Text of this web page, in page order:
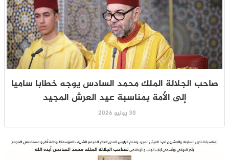
صاحب الجلالة الملك محمد السادس يوجه خطابا ساميا
إلى الأمة بمناسبة عيد العرش المجيد
30 يوليو 2026